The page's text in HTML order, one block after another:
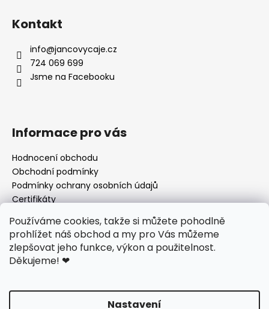
Používáme cookies, takže si můžete pohodlně
prohlížet náš obchod a my pro Vás můžeme
zlepšovat jeho funkce, výkon a použitelnost.
Děkujeme! ❤
Nastavení
Kontakt
info@jancovycaje.cz
724 069 699
Jsme na Facebooku
Informace pro vás
Hodnocení obchodu
Obchodní podmínky
Podmínky ochrany osobních údajů
Certifikáty
Odstoupení od kupní smlouvy
Facebook